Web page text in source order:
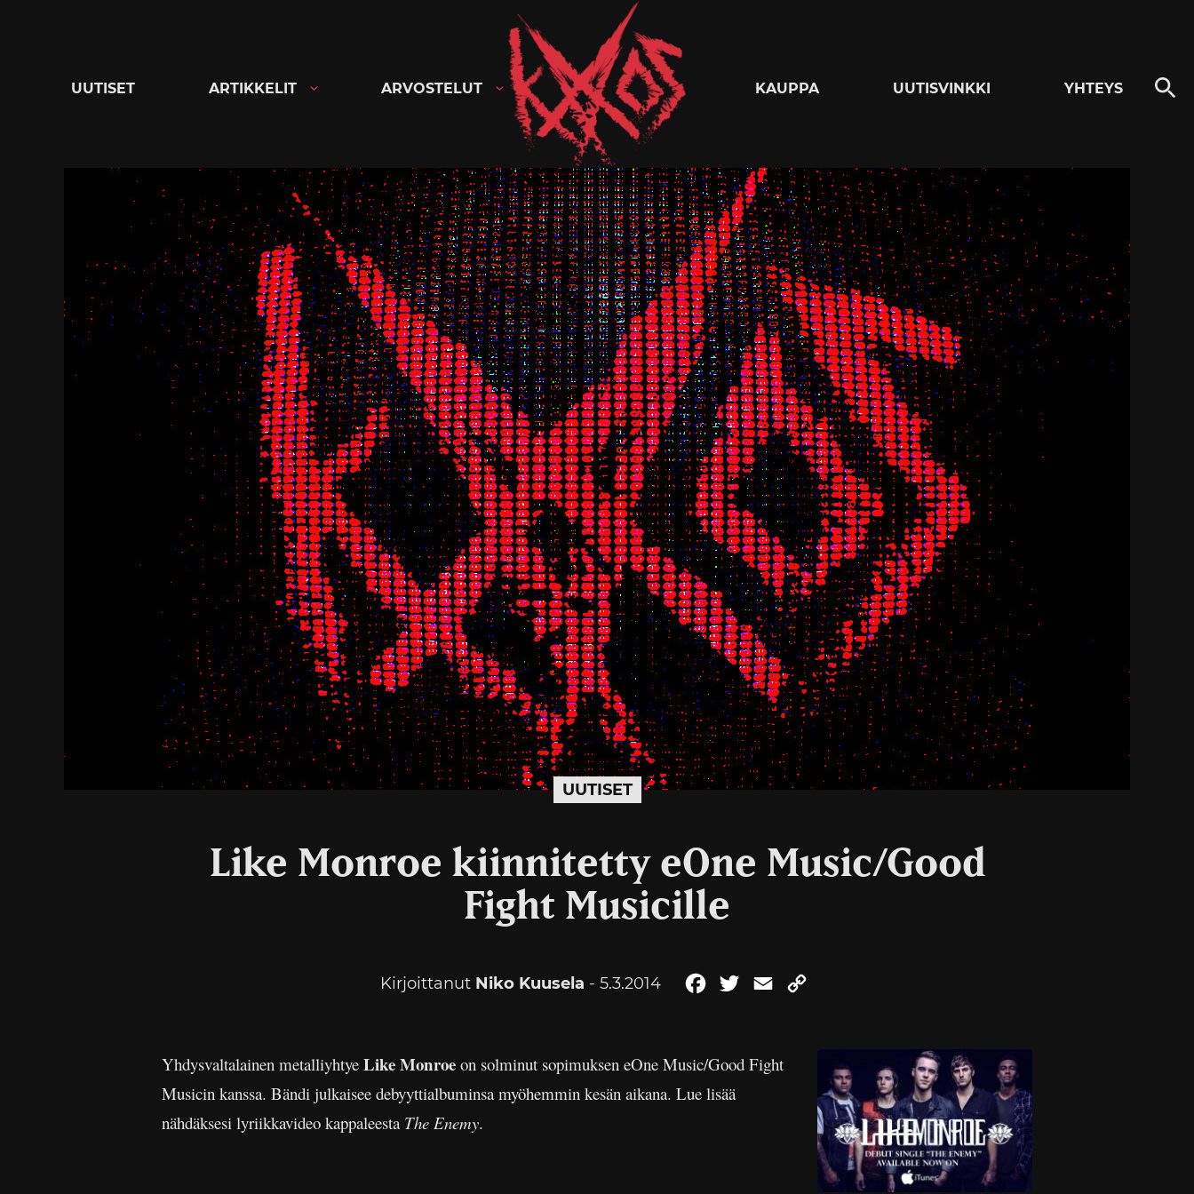
Kaaoszine
UUTISET ARTIKKELIT ARVOSTELUT KAUPPA UUTISVINKKI YHTEYS
UUTISET
Like Monroe kiinnitetty eOne Music/Good
Fight Musicille
Kirjoittanut Niko Kuusela - 5.3.2014 FacebookTwitterEmail
Yhdysvaltalainen metalliyhtye Like Monroe on solminut sopimuksen eOne Music/Good Fight
Musicin kanssa. Bändi julkaisee debyyttialbuminsa myöhemmin kesän aikana. Lue lisää
nähdäksesi lyriikkavideo kappaleesta The Enemy.